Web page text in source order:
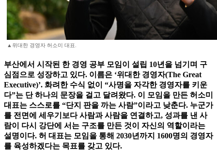
▲위대한 경영자 허소미 대표.
부산에서 시작된 한 경영 공부 모임이 설립 10년을 넘기며 구
심점으로 성장하고 있다. 이름은 ‘위대한 경영자(The Great
Executive)’. 화려한 수식 없이 “사명을 자각한 경영자를 키운
다”는 단 하나의 문장을 걸고 달려왔다. 이 모임을 만든 허소미
대표는 스스로를 “단지 판을 까는 사람”이라고 낮춘다. 누군가
를 전면에 세우기보다 사람과 사람을 연결하고, 성과를 낸 사
람이 다시 강단에 서는 구조를 만든 것이 자신의 역할이라는
설명이다. 허 대표는 모임을 통해 2030년까지 1600명의 경영자
를 육성하겠다는 목표를 갖고 있다.